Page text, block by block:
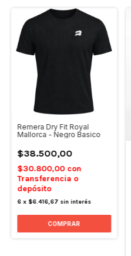
Remera Dry Fit Royal
Mallorca - Negro Basico
$38.500,00
$30.800,00 con
Transferencia o
depósito
6 x $6.416,67 sin interés
COMPRAR